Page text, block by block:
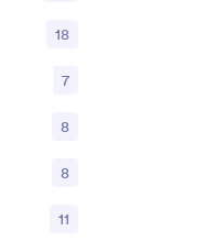
18
7
8
8
11